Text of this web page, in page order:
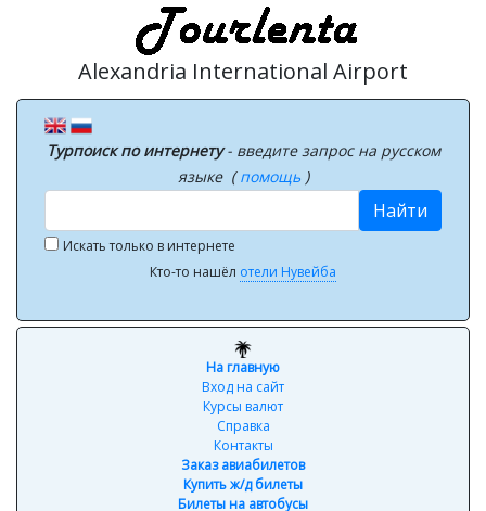
Alexandria International Airport
Турпоиск по интернету- введите запрос на русском
языке (помощь )
Найти
Искать только в интернете
Кто-то нашёл отели Нувейба
На главную
Вход на сайт
Курсы валют
Справка
Контакты
Заказ авиабилетов
Купить ж/д билеты
Билеты на автобусы